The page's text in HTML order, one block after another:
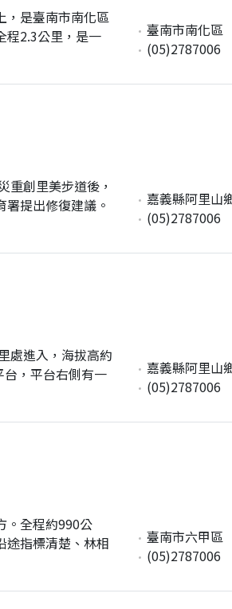
，是臺南市南化區
程2.3公里，是一
臺南市南化區
(05)2787006
重創里美步道後，
提出修復建議。
嘉義縣阿里山
(05)2787006
處進入，海拔高約
，平台右側有一
嘉義縣阿里山
(05)2787006
。全程約990公
途指標清楚、林相
臺南市六甲區
(05)2787006